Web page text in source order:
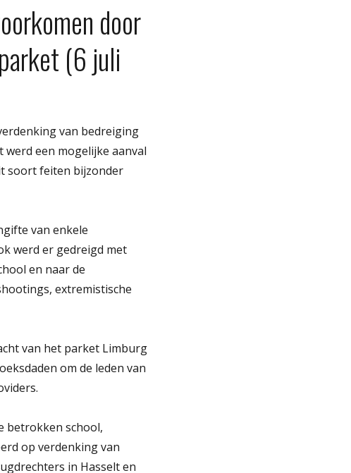
door
(6 juli
van bedreiging
een mogelijke aanval
soort feiten bijzonder
van enkele
werd er gedreigd met
en naar de
extremistische
van het parket Limburg
om de leden van
betrokken school,
op verdenking van
in Hasselt en